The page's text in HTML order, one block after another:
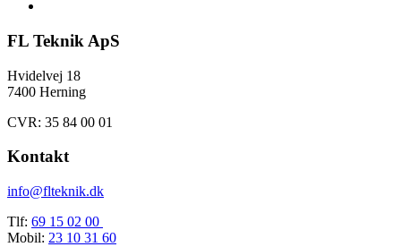
FL Teknik ApS
Hvidelvej 18
7400 Herning
CVR: 35 84 00 01
Kontakt
info@flteknik.dk
Tlf: 69 15 02 00
Mobil: 23 10 31 60